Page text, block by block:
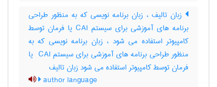
زبان تالیف ، زبان برنامه نویسی که به منظور طراحی
برنامه های آموزشی برای سیستم CAI یا فرمان توسط
کامپیوتر استفاده می شود ، زبان برنامه نویسی که به
منظور طراحی برنامه های آموزشی برای سیستم ‎ CAI یا
فرمان توسط کامپیوتر استفاده می شود زبان تالیف
author language